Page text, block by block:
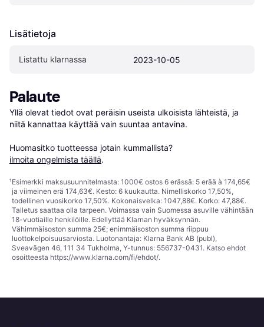
Lisätietoja
Listattu klarnassa 2023-10-05
Palaute
Yllä olevat tiedot ovat peräisin useista ulkoisista lähteistä, ja
niitä kannattaa käyttää vain suuntaa antavina.
Huomasitko tuotteessa jotain kummallista?
ilmoita ongelmista täällä.
¹Esimerkki maksusuunnitelmasta: 1000€ ostos 6 erässä: 5 erää à 174,65€
ja viimeinen erä 174,63€. Kesto: 6 kuukautta. Nimelliskorko 17,50%,
todellinen vuosikorko 17,50%. Kokonaisvelka: 1047,88€. Korko: 47,88€.
Talletus saattaa olla tarpeen. Voimassa vain Suomessa asuville vähintään
18-vuotiaille henkilöille. Edellyttää Klarnan hyväksynnän.
Vähimmäisoston summa 25€; enimmäisoston summa riippuu
luottokelpoisuusarviosta. Luotonantaja: Klarna Bank AB (publ),
Sveavägen 46, 111 34 Tukholma, Y-tunnus: 556737-0431. Katso ehdot
osoitteesta https://www.klarna.com/fi/ehdot/.